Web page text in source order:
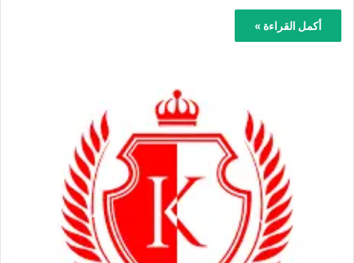
أكمل القراءة »